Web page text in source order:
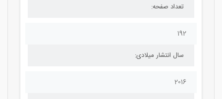
تعداد صفحه:
192
سال انتشار میلادی:
2016